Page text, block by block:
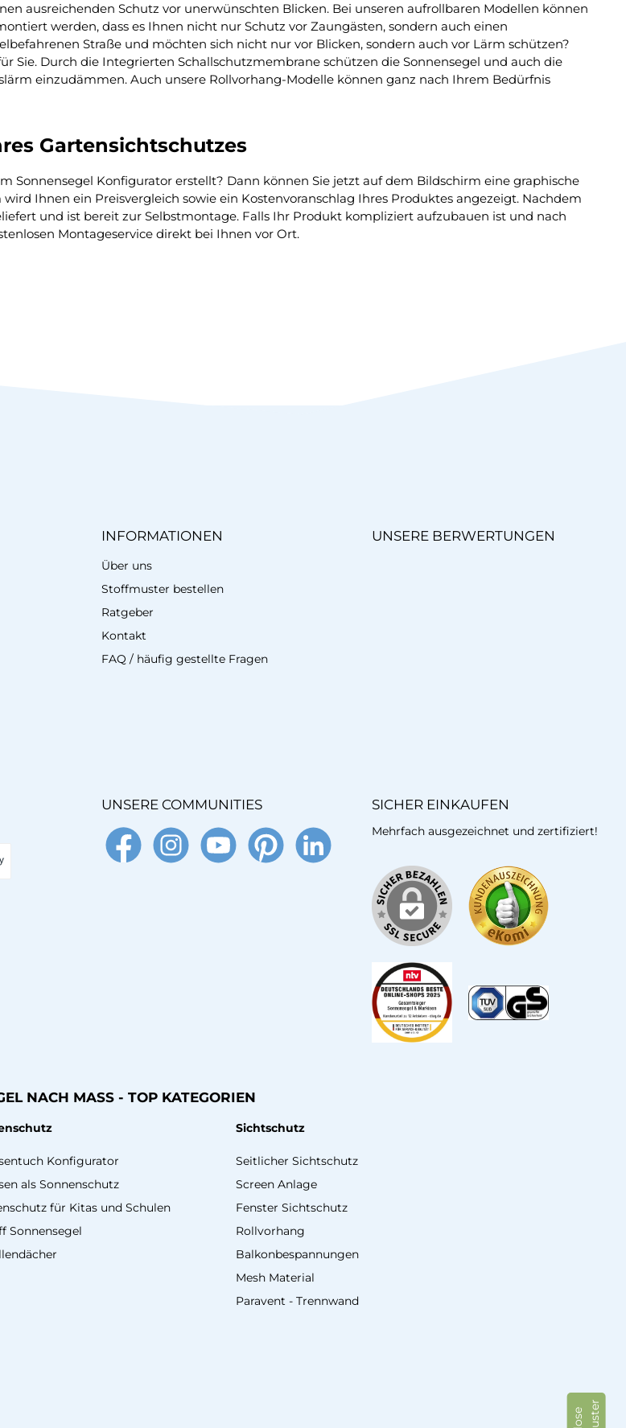
ausreichenden Schutz vor unerwünschten Blicken. Bei unseren aufrollbaren Modellen können
werden, dass es Ihnen nicht nur Schutz vor Zaungästen, sondern auch einen
Straße und möchten sich nicht nur vor Blicken, sondern auch vor Lärm schützen?
Sie. Durch die Integrierten Schallschutzmembrane schützen die Sonnensegel und auch die
einzudämmen. Auch unsere Rollvorhang-Modelle können ganz nach Ihrem Bedürfnis
Gartensichtschutzes
Sonnensegel Konfigurator erstellt? Dann können Sie jetzt auf dem Bildschirm eine graphische
Ihnen ein Preisvergleich sowie ein Kostenvoranschlag Ihres Produktes angezeigt. Nachdem
und ist bereit zur Selbstmontage. Falls Ihr Produkt kompliziert aufzubauen ist und nach
Montageservice direkt bei Ihnen vor Ort.
INFORMATIONEN
Über uns
Stoffmuster bestellen
Ratgeber
Kontakt
FAQ / häufig gestellte Fragen
UNSERE BERWERTUNGEN
UNSERE COMMUNITIES
FacebookInstagramYouTube Pinterest LinkedIn
SICHER EINKAUFEN
Mehrfach ausgezeichnet und zertifiziert!
NACH MASS - TOP KATEGORIEN
Konfigurator
als Sonnenschutz
für Kitas und Schulen
Sonnensegel
Sichtschutz
Seitlicher Sichtschutz
Screen Anlage
Fenster Sichtschutz
Rollvorhang
Balkonbespannungen
Mesh Material
Paravent - Trennwand